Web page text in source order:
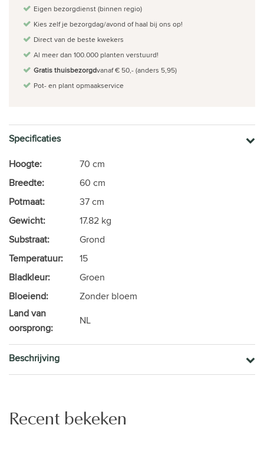
Eigen bezorgdienst (binnen regio)
Kies zelf je bezorgdag/avond of haal bij ons op!
Direct van de beste kwekers
Al meer dan 100.000 planten verstuurd!
Gratis thuisbezorgdvanaf € 50,- (anders 5,95)
Pot- en plant opmaakservice
Specificaties
Hoogte:
70 cm
Breedte:
60 cm
Potmaat:
37 cm
Gewicht:
17.82 kg
Substraat:
Grond
Temperatuur:
15
Bladkleur:
Groen
Bloeiend:
Zonder bloem
Land van
oorsprong:
NL
Beschrijving
Recent bekeken